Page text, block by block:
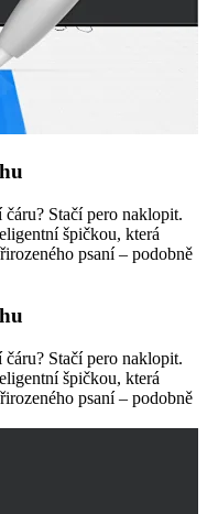
Stačí pero naklopit.
špičkou, která
psaní – podobně
Stačí pero naklopit.
špičkou, která
psaní – podobně